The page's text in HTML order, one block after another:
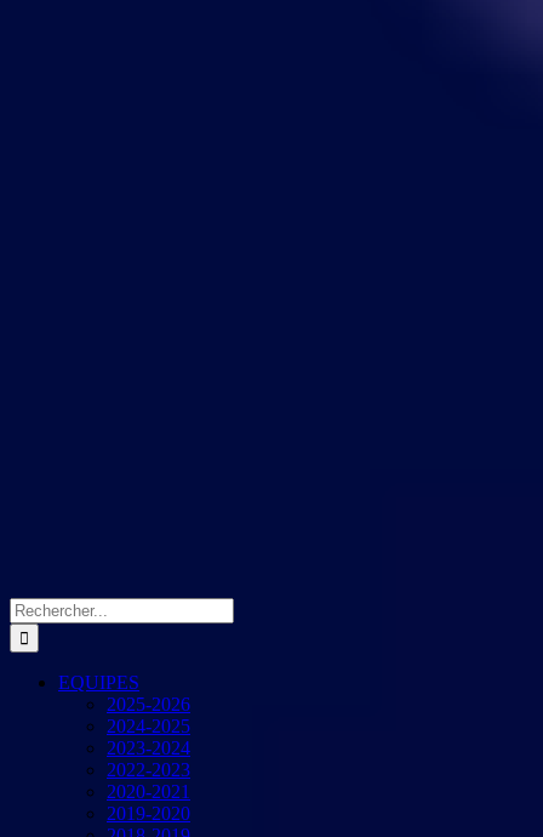
Rechercher:
EQUIPES
2025-2026
2024-2025
2023-2024
2022-2023
2020-2021
2019-2020